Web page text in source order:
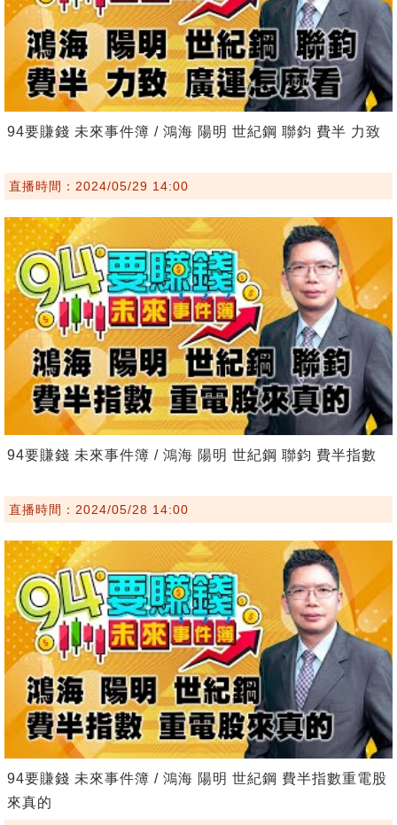
94要賺錢 未來事件簿 / 鴻海 陽明 世紀鋼 聯鈞 費半 力致
直播時間：2024/05/29 14:00
94要賺錢 未來事件簿 / 鴻海 陽明 世紀鋼 聯鈞 費半指數
直播時間：2024/05/28 14:00
94要賺錢 未來事件簿 / 鴻海 陽明 世紀鋼 費半指數重電股
來真的